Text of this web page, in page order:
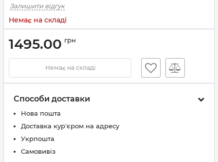
Залишити відгук
Немає на складі
1495.00 грн
Немає на складі
Способи доставки
Нова пошта
Доставка кур'єром на адресу
Укрпошта
Самовивіз